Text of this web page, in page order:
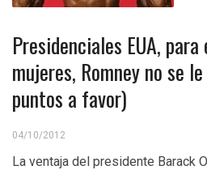
Presidenciales EUA,
mujeres, Romney no se
puntos a favor)
04/10/2012
La ventaja del presidente Barack